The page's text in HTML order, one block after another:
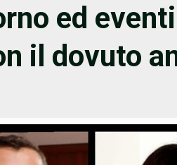
ed
il dovuto